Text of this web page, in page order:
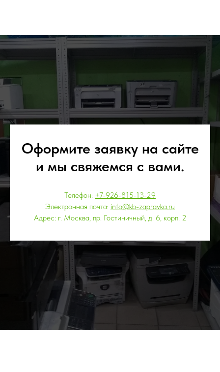
Оформите заявку на сайте
и мы свяжемся с вами.
Телефон: +7-926-815-13-29
Электронная почта: info@kb-zapravka.ru
Адрес: г. Москва, пр. Гостиничный, д. 6, корп. 2